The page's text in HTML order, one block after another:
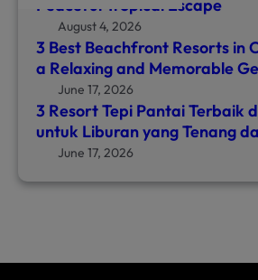
Peaceful Tropical Escape
August 4, 2026
3 Best Beachfront Resorts in
a Relaxing and Memorable
June 17, 2026
3 Resort Tepi Pantai Terbaik
untuk Liburan yang Tenang
June 17, 2026